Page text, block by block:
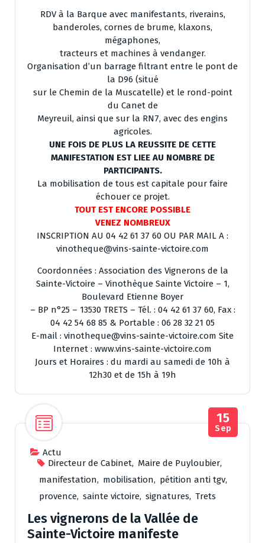
RDV à la Barque avec manifestants, riverains,
banderoles, cornes de brume, klaxons,
mégaphones,
tracteurs et machines à vendanger.
Organisation d’un barrage filtrant entre le pont de
la D96 (situé
sur le Chemin de la Muscatelle) et le rond-point
du Canet de
Meyreuil, ainsi que sur la RN7, avec des engins
agricoles.
UNE FOIS DE PLUS LA REUSSITE DE CETTE
MANIFESTATION EST LIEE AU NOMBRE DE
PARTICIPANTS.
La mobilisation de tous est capitale pour faire
échouer ce projet.
TOUT EST ENCORE POSSIBLE
VENEZ NOMBREUX
INSCRIPTION AU 04 42 61 37 60 OU PAR MAIL A :
vinotheque@vins-sainte-victoire.com
Coordonnées : Association des Vignerons de la
Sainte-Victoire – Vinothèque Sainte Victoire – 1,
Boulevard Etienne Boyer
– BP n°25 – 13530 TRETS – Tél. : 04 42 61 37 60, Fax :
04 42 54 68 85 & Portable : 06 28 32 21 05
E-mail : vinotheque@vins-sainte-victoire.com Site
Internet : www.vins-sainte-victoire.com
Jours et Horaires : du mardi au samedi de 10h à
12h30 et de 15h à 19h
Actu
Directeur de Cabinet, Maire de Puyloubier,
manifestation, mobilisation, pétition anti tgv,
provence, sainte victoire, signatures, Trets
15
Sep
Les vignerons de la Vallée de
Sainte-Victoire manifeste